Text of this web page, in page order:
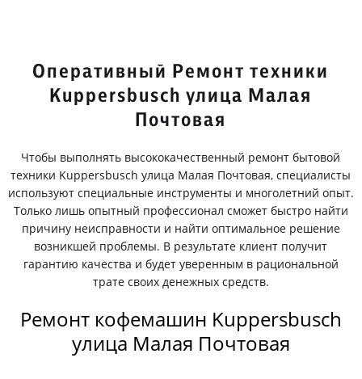
Оперативный Ремонт техники
Kuppersbusch улица Малая
Почтовая
Чтобы выполнять высококачественный ремонт бытовой
техники Kuppersbusch улица Малая Почтовая, специалисты
используют специальные инструменты и многолетний опыт.
Только лишь опытный профессионал сможет быстро найти
причину неисправности и найти оптимальное решение
возникшей проблемы. В результате клиент получит
гарантию качества и будет уверенным в рациональной
трате своих денежных средств.
Ремонт кофемашин Kuppersbusch
улица Малая Почтовая